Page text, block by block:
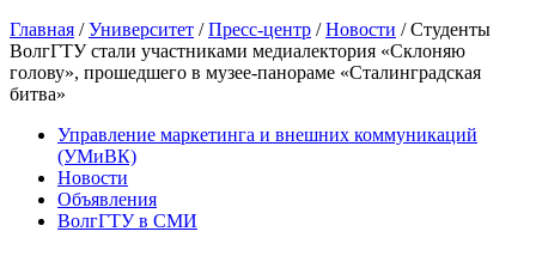
Главная /Университет /Пресс-центр /Новости / Студенты
ВолгГТУ стали участниками медиалектория «Склоняю
голову», прошедшего в музее-панораме «Сталинградская
битва»
Управление маркетинга и внешних коммуникаций
(УМиВК)
Новости
Объявления
ВолгГТУ в СМИ